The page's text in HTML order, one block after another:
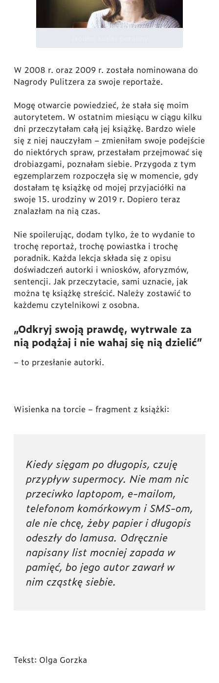
W 2008 r. oraz 2009 r. została nominowana do
Nagrody Pulitzera za swoje reportaże.
Mogę otwarcie powiedzieć, że stała się moim
autorytetem. W ostatnim miesiącu w ciągu kilku
dni przeczytałam całą jej książkę. Bardzo wiele
się z niej nauczyłam – zmieniłam swoje podejście
do niektórych spraw, przestałam przejmować się
drobiazgami, poznałam siebie. Przygoda z tym
egzemplarzem rozpoczęła się w momencie, gdy
dostałam tę książkę od mojej przyjaciółki na
swoje 15. urodziny w 2019 r. Dopiero teraz
znalazłam na nią czas.
Nie spoilerując, dodam tylko, że to wydanie to
trochę reportaż, trochę powiastka i trochę
poradnik. Każda lekcja składa się z opisu
doświadczeń autorki i wniosków, aforyzmów,
sentencji. Jak przeczytacie, sami uznacie, jak
można tę książkę streścić. Należy zostawić to
każdemu czytelnikowi z osobna.
„Odkryj swoją prawdę, wytrwale za
nią podążaj i nie wahaj się nią dzielić”
– to przesłanie autorki.
Wisienka na torcie – fragment z książki:
Kiedy sięgam po długopis, czuję
przypływ supermocy. Nie mam nic
przeciwko laptopom, e-mailom,
telefonom komórkowym i SMS-om,
ale nie chcę, żeby papier i długopis
odeszły do lamusa. Odręcznie
napisany list mocniej zapada w
pamięć, bo jego autor zawarł w
nim cząstkę siebie.
Tekst: Olga Gorzka